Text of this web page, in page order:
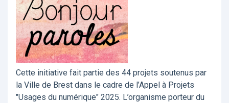
Cette initiative fait partie des 44 projets soutenus par
la Ville de Brest dans le cadre de l’Appel à Projets
"Usages du numérique" 2025. L’organisme porteur du